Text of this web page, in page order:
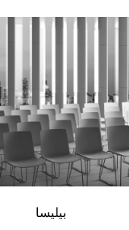
بيليسا